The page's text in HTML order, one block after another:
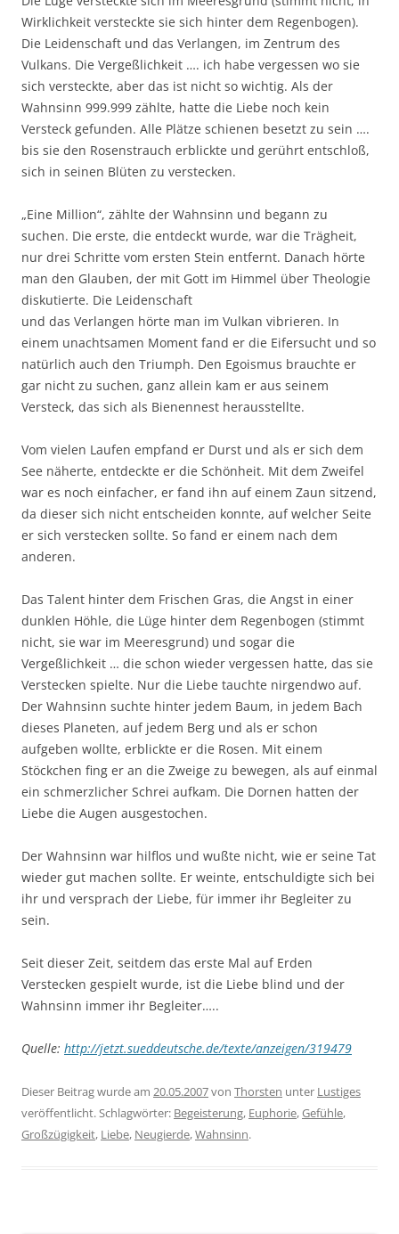
Wirklichkeit versteckte sie sich hinter dem Regenbogen).
Die Leidenschaft und das Verlangen, im Zentrum des
Vulkans. Die Vergeßlichkeit …. ich habe vergessen wo sie
sich versteckte, aber das ist nicht so wichtig. Als der
Wahnsinn 999.999 zählte, hatte die Liebe noch kein
Versteck gefunden. Alle Plätze schienen besetzt zu sein ….
bis sie den Rosenstrauch erblickte und gerührt entschloß,
sich in seinen Blüten zu verstecken.
„Eine Million“, zählte der Wahnsinn und begann zu
suchen. Die erste, die entdeckt wurde, war die Trägheit,
nur drei Schritte vom ersten Stein entfernt. Danach hörte
man den Glauben, der mit Gott im Himmel über Theologie
diskutierte. Die Leidenschaft
und das Verlangen hörte man im Vulkan vibrieren. In
einem unachtsamen Moment fand er die Eifersucht und so
natürlich auch den Triumph. Den Egoismus brauchte er
gar nicht zu suchen, ganz allein kam er aus seinem
Versteck, das sich als Bienennest herausstellte.
Vom vielen Laufen empfand er Durst und als er sich dem
See näherte, entdeckte er die Schönheit. Mit dem Zweifel
war es noch einfacher, er fand ihn auf einem Zaun sitzend,
da dieser sich nicht entscheiden konnte, auf welcher Seite
er sich verstecken sollte. So fand er einem nach dem
anderen.
Das Talent hinter dem Frischen Gras, die Angst in einer
dunklen Höhle, die Lüge hinter dem Regenbogen (stimmt
nicht, sie war im Meeresgrund) und sogar die
Vergeßlichkeit … die schon wieder vergessen hatte, das sie
Verstecken spielte. Nur die Liebe tauchte nirgendwo auf.
Der Wahnsinn suchte hinter jedem Baum, in jedem Bach
dieses Planeten, auf jedem Berg und als er schon
aufgeben wollte, erblickte er die Rosen. Mit einem
Stöckchen fing er an die Zweige zu bewegen, als auf einmal
ein schmerzlicher Schrei aufkam. Die Dornen hatten der
Liebe die Augen ausgestochen.
Der Wahnsinn war hilflos und wußte nicht, wie er seine Tat
wieder gut machen sollte. Er weinte, entschuldigte sich bei
ihr und versprach der Liebe, für immer ihr Begleiter zu
sein.
Seit dieser Zeit, seitdem das erste Mal auf Erden
Verstecken gespielt wurde, ist die Liebe blind und der
Wahnsinn immer ihr Begleiter…..
Quelle: http://jetzt.sueddeutsche.de/texte/anzeigen/319479
Dieser Beitrag wurde am 20.05.2007von Thorsten unter Lustiges
veröffentlicht. Schlagwörter: Begeisterung, Euphorie,Gefühle,
Großzügigkeit, Liebe, Neugierde,Wahnsinn.